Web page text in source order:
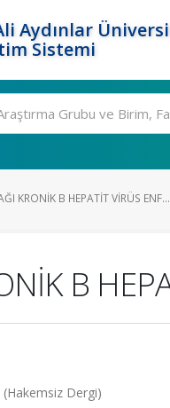
Aydınlar
Sistemi
KRONİK B HEPATİT VİRÜS ENF...
B
(Hakemsiz Dergi)